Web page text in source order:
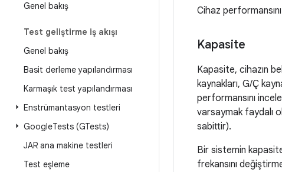
Genel bakış
Test geliştirme iş akışı
Genel bakış
Basit derleme yapılandırması
Karmaşık test yapılandırması
Enstrümantasyon testleri
GoogleTests (GTests)
JAR ana makine testleri
Test eşleme
Cihaz
Kapasite
Kapasite, cihazın
kaynakları, G/Ç
performansını
varsaymak faydalı
sabittir).
Bir sistemin
frekansını